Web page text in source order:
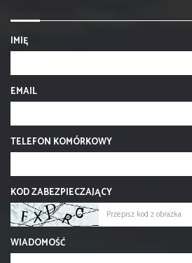
IMIĘ
EMAIL
TELEFON KOMÓRKOWY
KOD ZABEZPIECZAJĄCY
WIADOMOŚĆ